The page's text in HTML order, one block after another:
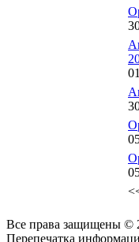
Все права защищены ©
Перепечатка